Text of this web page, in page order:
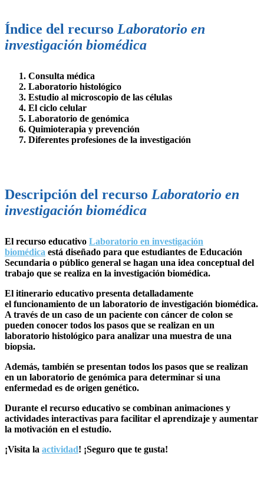
Índice del recurso Laboratorio en
investigación biomédica
Consulta médica
Laboratorio histológico
Estudio al microscopio de las células
El ciclo celular
Laboratorio de genómica
Quimioterapia y prevención
Diferentes profesiones de la investigación
Descripción del recurso Laboratorio en
investigación biomédica
El recurso educativo Laboratorio en investigación
biomédica está diseñado para que estudiantes de Educación
Secundaria o público general se hagan una idea conceptual del
trabajo que se realiza en la investigación biomédica.
El itinerario educativo presenta detalladamente
el funcionamiento de un laboratorio de investigación biomédica.
A través de un caso de un paciente con cáncer de colon se
pueden conocer todos los pasos que se realizan en un
laboratorio histológico para analizar una muestra de una
biopsia.
Además, también se presentan todos los pasos que se realizan
en un laboratorio de genómica para determinar si una
enfermedad es de origen genético.
Durante el recurso educativo se combinan animaciones y
actividades interactivas para facilitar el aprendizaje y aumentar
la motivación en el estudio.
¡Visita la actividad! ¡Seguro que te gusta!